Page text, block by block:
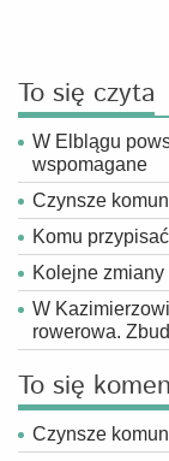
To się czyta
W Elblągu
wspomagane
Czynsze
Komu
Kolejne
W
rowerowa.
To się
Czynsze